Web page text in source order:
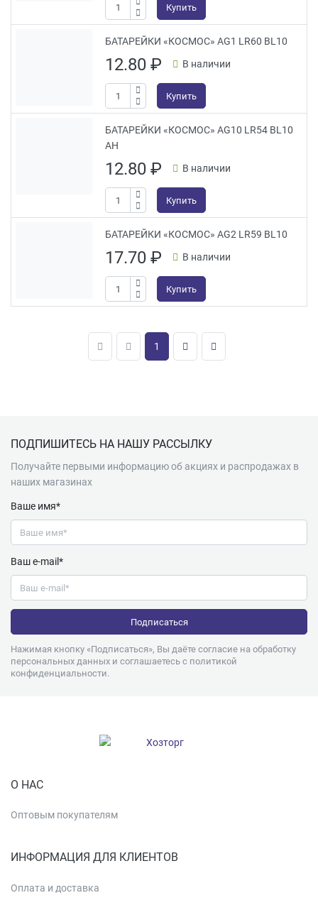
Купить
БАТАРЕЙКИ «КОСМОС» AG1 LR60 BL10
12.80₽ В наличии
Купить
БАТАРЕЙКИ «КОСМОС» AG10 LR54 BL10
АН
12.80₽ В наличии
Купить
БАТАРЕЙКИ «КОСМОС» AG2 LR59 BL10
17.70₽ В наличии
Купить
1
ПОДПИШИТЕСЬ НА НАШУ РАССЫЛКУ
Получайте первыми информацию об акциях и распродажах в
наших магазинах
Ваше имя*
Ваш e-mail*
Нажимая кнопку «Подписаться», Вы даёте согласие на обработку
персональных данных и соглашаетесь с политикой
конфиденциальности.
О НАС
Оптовым покупателям
ИНФОРМАЦИЯ ДЛЯ КЛИЕНТОВ
Оплата и доставка